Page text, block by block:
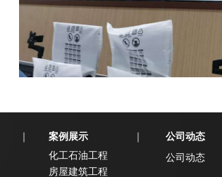
案例展示
化工石油工程
房屋建筑工程
公司动态
公司动态